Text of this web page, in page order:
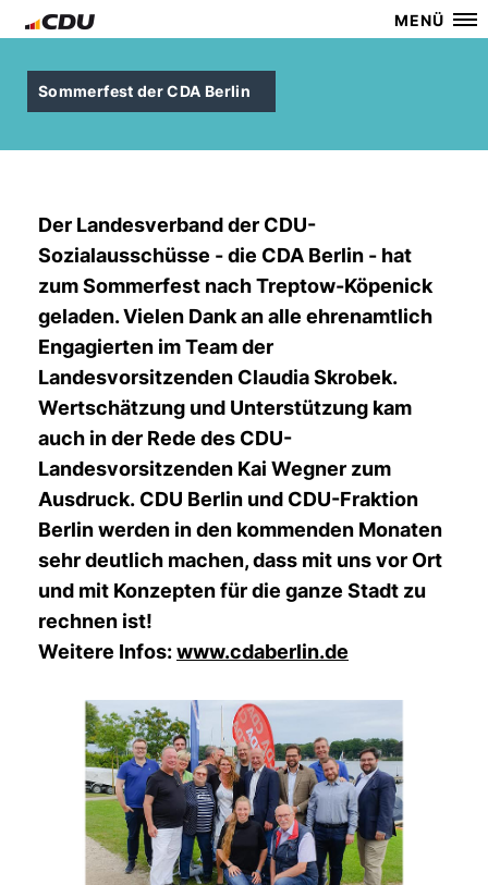
MENÜ
Sommerfest der CDA Berlin
Der Landesverband der CDU-
Sozialausschüsse - die CDA Berlin - hat
zum Sommerfest nach Treptow-Köpenick
geladen. Vielen Dank an alle ehrenamtlich
Engagierten im Team der
Landesvorsitzenden Claudia Skrobek.
Wertschätzung und Unterstützung kam
auch in der Rede des CDU-
Landesvorsitzenden Kai Wegner zum
Ausdruck. CDU Berlin und CDU-Fraktion
Berlin werden in den kommenden Monaten
sehr deutlich machen, dass mit uns vor Ort
und mit Konzepten für die ganze Stadt zu
rechnen ist!
Weitere Infos:www.cdaberlin.de